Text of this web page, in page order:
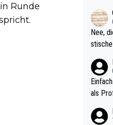
Runde
d wohl
etztes
urch
(in
als
Nee,
nes
ttler
vV
ehler!
als